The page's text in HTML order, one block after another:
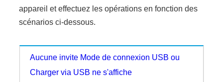
appareil et effectuez les opérations en fonction des
scénarios ci-dessous.
Aucune invite Mode de connexion USB ou
Charger via USB ne s'affiche